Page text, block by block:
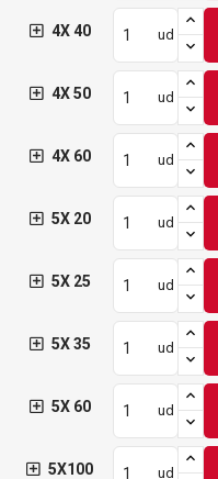
4X 40 ud
4X 50 ud
4X 60 ud
5X 20 ud
5X 25 ud
5X 35 ud
5X 60 ud
5X100 ud